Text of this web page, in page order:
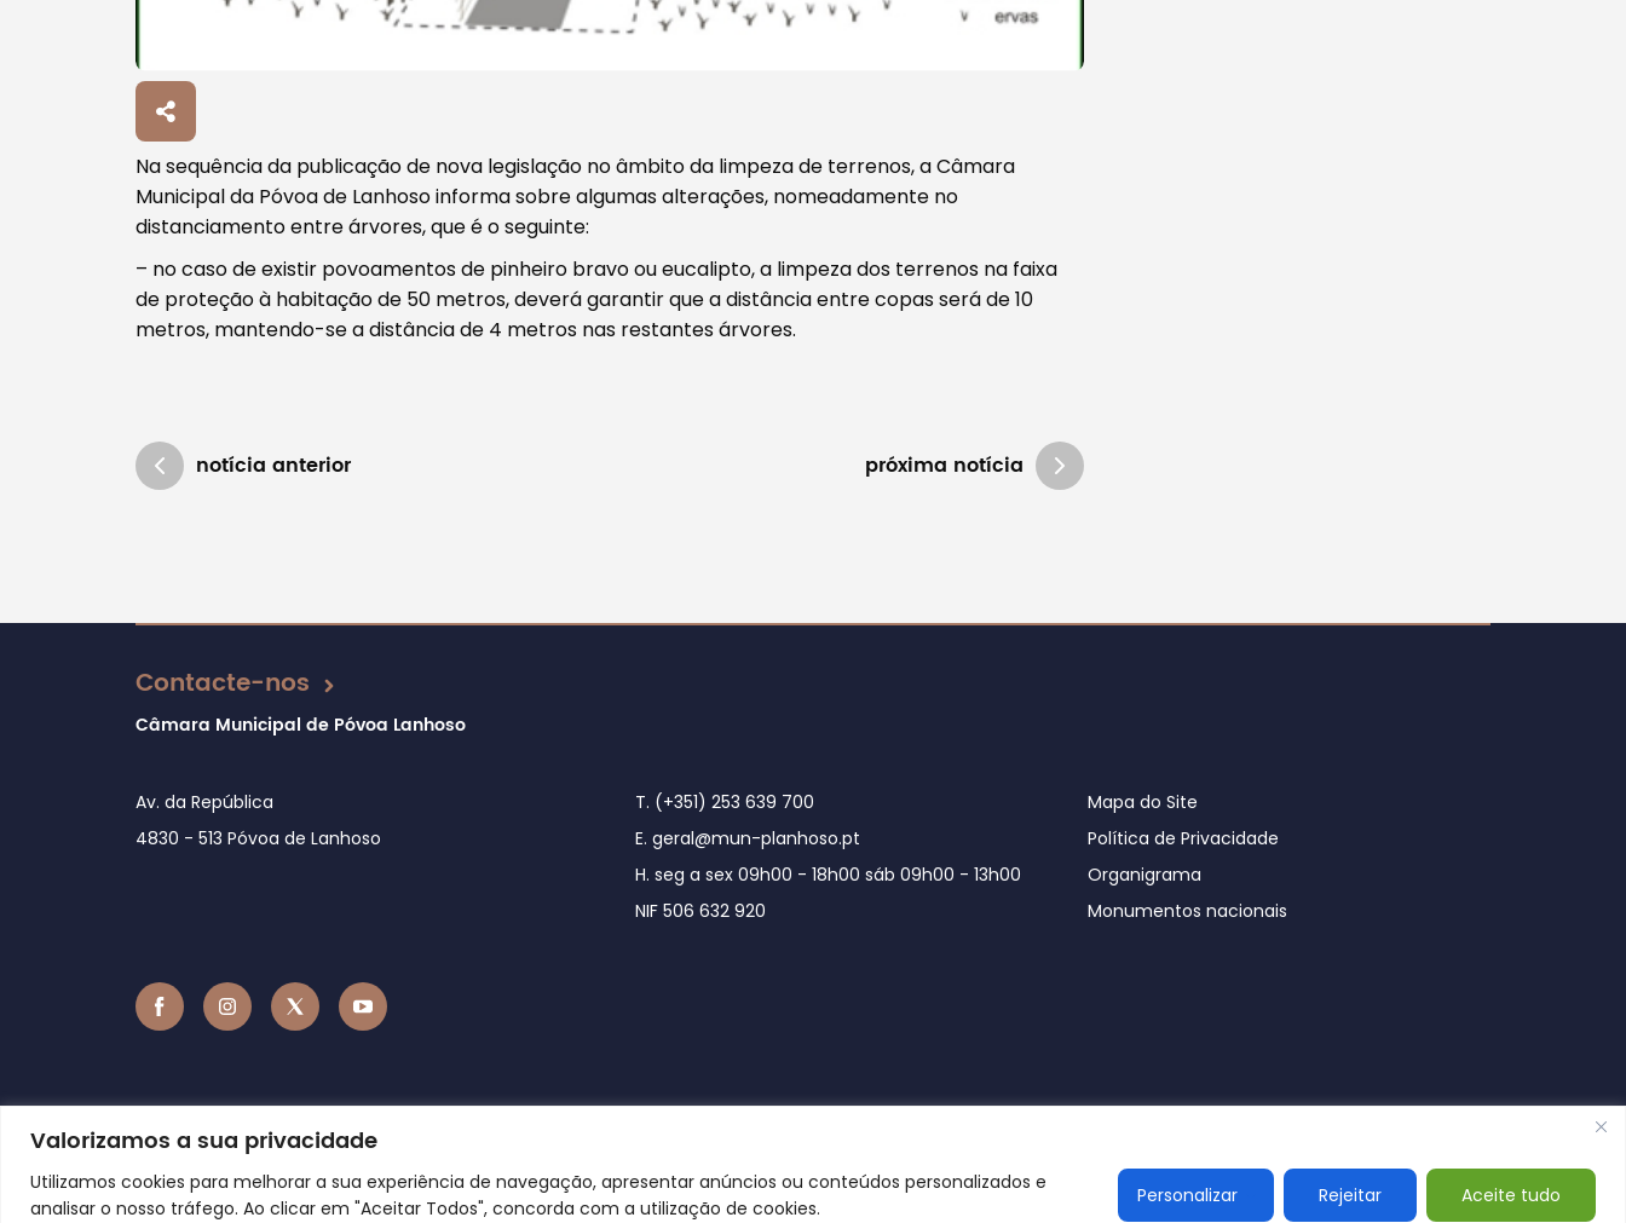
Valorizamos a sua privacidade
Utilizamos cookies para melhorar a sua experiência de navegação, apresentar anúncios ou conteúdos personalizados e
analisar o nosso tráfego. Ao clicar em "Aceitar Todos", concorda com a utilização de cookies.
Personalizar Rejeitar Aceite tudo
Filtros
Na sequência da publicação de nova legislação no âmbito da limpeza de terrenos, a Câmara
Municipal da Póvoa de Lanhoso informa sobre algumas alterações, nomeadamente no
distanciamento entre árvores, que é o seguinte:
– no caso de existir povoamentos de pinheiro bravo ou eucalipto, a limpeza dos terrenos na faixa
de proteção à habitação de 50 metros, deverá garantir que a distância entre copas será de 10
metros, mantendo-se a distância de 4 metros nas restantes árvores.
notícia anterior próxima notícia
Atualizado em 14/03/2018
Contacte-nos
Câmara Municipal de Póvoa Lanhoso
Av. da República
4830 - 513 Póvoa de Lanhoso
T. (+351) 253 639 700
E. geral@mun-planhoso.pt
H. seg a sex 09h00 - 18h00 sáb 09h00 - 13h00
NIF 506 632 920
Mapa do Site
Política de Privacidade
Organigrama
Monumentos nacionais